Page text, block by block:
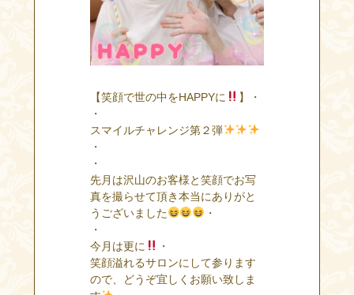
【笑顔で世の中をHAPPYに
】・
・
スマイルチャレンジ第２弾
・
・
先月は沢山のお客様と笑顔でお写
真を撮らせて頂き本当にありがと
うございました
・
・
今月は更に
・
笑顔溢れるサロンにして参ります
ので、どうぞ宜しくお願い致しま